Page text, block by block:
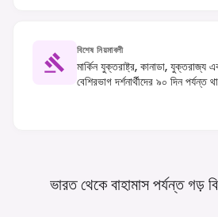
বিশেষ নিয়মাবলী
মার্কিন যুক্তরাষ্ট্র, কানাডা, যুক্তরাজ্য
বেশিরভাগ দর্শনার্থীদের ৯০ দিন
ভারত থেকে বাহামাস পর্যন্ত গড়